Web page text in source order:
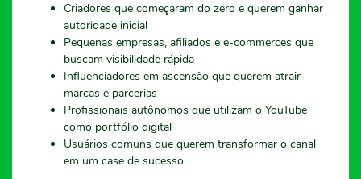
Criadores que começaram do zero e querem ganhar
autoridade inicial
Pequenas empresas, afiliados e e-commerces que
buscam visibilidade rápida
Influenciadores em ascensão que querem atrair
marcas e parcerias
Profissionais autônomos que utilizam o YouTube
como portfólio digital
Usuários comuns que querem transformar o canal
em um case de sucesso